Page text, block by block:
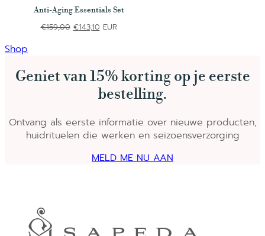
Anti-Aging Essentials Set
€159,00 Oorspronkelijke
€143,10Huidige
EUR
Shop
Geniet van 15% korting op je eerste
bestelling.
Ontvang als eerste informatie over nieuwe producten,
huidrituelen die werken en seizoensverzorging
MELD ME NU AAN